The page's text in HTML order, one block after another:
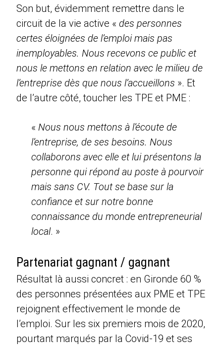
Son but, évidemment remettre dans le
circuit de la vie active «des personnes
certes éloignées de l’emploi mais pas
inemployables. Nous recevons ce public et
nous le mettons en relation avec le milieu de
l’entreprise dès que nous l’accueillons ». Et
de l’autre côté, toucher les TPE et PME :
«Nous nous mettons à l’écoute de
l’entreprise, de ses besoins. Nous
collaborons avec elle et lui présentons la
personne qui répond au poste à pourvoir
mais sans CV. Tout se base sur la
confiance et sur notre bonne
connaissance du monde entrepreneurial
local. »
Partenariat gagnant / gagnant
Résultat là aussi concret : en Gironde 60 %
des personnes présentées aux PME et TPE
rejoignent effectivement le monde de
l’emploi. Sur les six premiers mois de 2020,
pourtant marqués par la Covid-19 et ses